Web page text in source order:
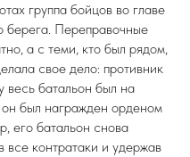
группа бойцов во главе
берега. Переправочные
а с теми, кто был рядом,
свое дело: противник
весь батальон был на
был награжден орденом
его батальон снова
все контратаки и удержав